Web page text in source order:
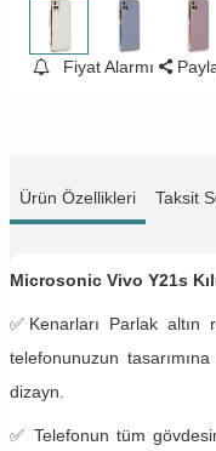
Fiyat Alarmı
Ürün Özellikleri Taksit
Microsonic Vivo Y21s
✅ Kenarları Parlak
telefonunuzun
dizayn.
✅Telefonun tüm